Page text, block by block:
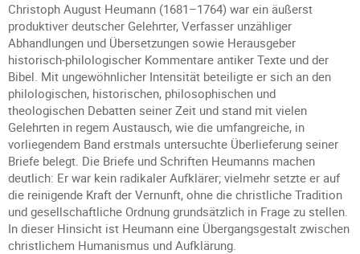
Christoph August Heumann (1681–1764) war ein äußerst
produktiver deutscher Gelehrter, Verfasser unzähliger
Abhandlungen und Übersetzungen sowie Herausgeber
historisch-philologischer Kommentare antiker Texte und der
Bibel. Mit ungewöhnlicher Intensität beteiligte er sich an den
philologischen, historischen, philosophischen und
theologischen Debatten seiner Zeit und stand mit vielen
Gelehrten in regem Austausch, wie die umfangreiche, in
vorliegendem Band erstmals untersuchte Überlieferung seiner
Briefe belegt. Die Briefe und Schriften Heumanns machen
deutlich: Er war kein radikaler Aufklärer; vielmehr setzte er auf
die reinigende Kraft der Vernunft, ohne die christliche Tradition
und gesellschaftliche Ordnung grundsätzlich in Frage zu stellen.
In dieser Hinsicht ist Heumann eine Übergangsgestalt zwischen
christlichem Humanismus und Aufklärung.